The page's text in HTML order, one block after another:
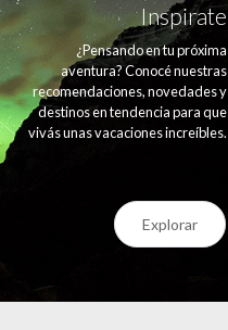
Inspirate
¿Pensando en tu próxima
aventura? Conocé nuestras
recomendaciones, novedades y
destinos en tendencia para que
vivás unas vacaciones increíbles.
Explorar